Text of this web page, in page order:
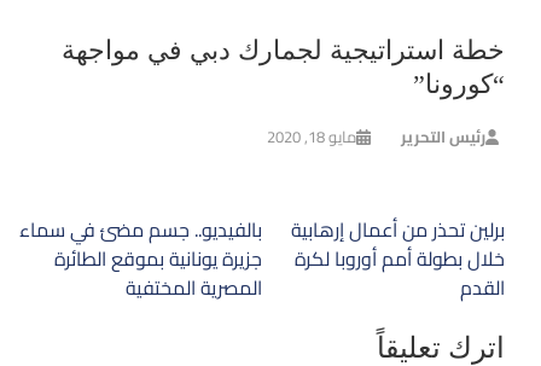
خطة استراتيجية لجمارك دبي في مواجهة
“كورونا”
رئيس التحرير مايو 18, 2020
تصفّح
المقالات
بالفيديو.. جسم مضئ في سماء
جزيرة يونانية بموقع الطائرة
المصرية المختفية
برلين تحذر من أعمال إرهابية
خلال بطولة أمم أوروبا لكرة
القدم
اترك تعليقاً